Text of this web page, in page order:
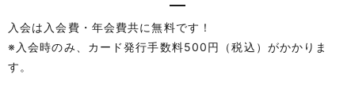
入会は入会費・年会費共に無料です！
※入会時のみ、カード発行手数料500円（税込）がかかりま
す。